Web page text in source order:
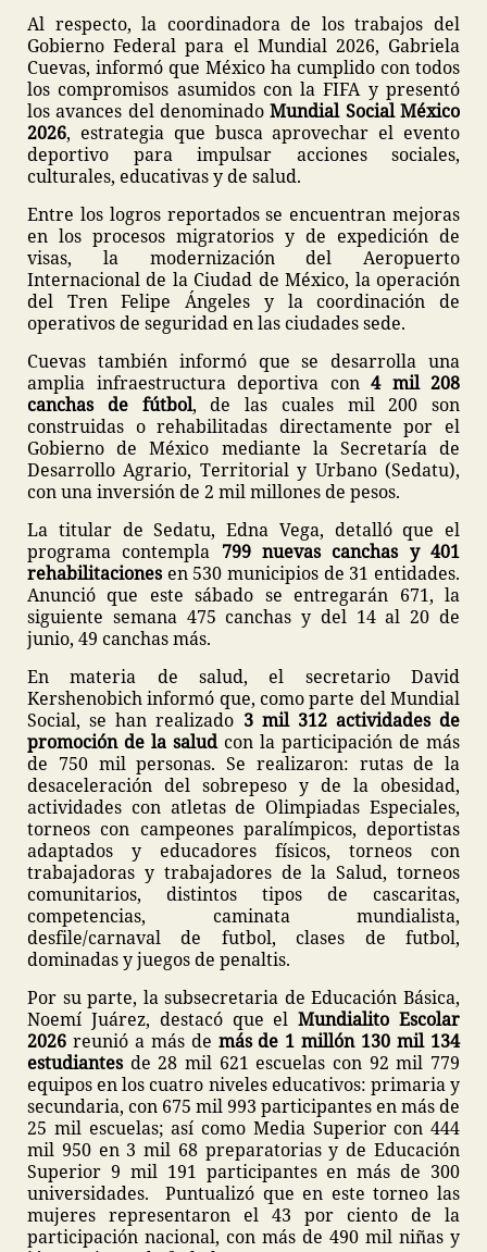
Al respecto, la coordinadora de los trabajos del
Gobierno Federal para el Mundial 2026, Gabriela
Cuevas, informó que México ha cumplido con todos
los compromisos asumidos con la FIFA y presentó
los avances del denominadoMundial Social México
2026, estrategia que busca aprovechar el evento
deportivo para impulsar acciones sociales,
culturales, educativas y de salud.
Entre los logros reportados se encuentran mejoras
en los procesos migratorios y de expedición de
visas, la modernización del Aeropuerto
Internacional de la Ciudad de México, la operación
del Tren Felipe Ángeles y la coordinación de
operativos de seguridad en las ciudades sede.
Cuevas también informó que se desarrolla una
amplia infraestructura deportiva con 4 mil 208
canchas de fútbol, de las cuales mil 200 son
construidas o rehabilitadas directamente por el
Gobierno de México mediante la Secretaría de
Desarrollo Agrario, Territorial y Urbano (Sedatu),
con una inversión de 2 mil millones de pesos.
La titular de Sedatu, Edna Vega, detalló que el
programa contempla 799 nuevas canchas y 401
rehabilitacionesen 530 municipios de 31 entidades.
Anunció que este sábado se entregarán 671, la
siguiente semana 475 canchas y del 14 al 20 de
junio, 49 canchas más.
En materia de salud, el secretario David
Kershenobich informó que, como parte del Mundial
Social, se han realizado 3 mil 312 actividades de
promoción de la saludcon la participación de más
de 750 mil personas. Se realizaron: rutas de la
desaceleración del sobrepeso y de la obesidad,
actividades con atletas de Olimpiadas Especiales,
torneos con campeones paralímpicos, deportistas
adaptados y educadores físicos, torneos con
trabajadoras y trabajadores de la Salud, torneos
comunitarios, distintos tipos de cascaritas,
competencias, caminata mundialista,
desfile/carnaval de futbol, clases de futbol,
dominadas y juegos de penaltis.
Por su parte, la subsecretaria de Educación Básica,
Noemí Juárez, destacó que elMundialito Escolar
2026 reunió a más de más de 1 millón 130 mil 134
estudiantesde 28 mil 621 escuelas con 92 mil 779
equipos en los cuatro niveles educativos: primaria y
secundaria, con 675 mil 993 participantes en más de
25 mil escuelas; así como Media Superior con 444
mil 950 en 3 mil 68 preparatorias y de Educación
Superior 9 mil 191 participantes en más de 300
universidades. Puntualizó que en este torneo las
mujeres representaron el 43 por ciento de la
participación nacional, con más de 490 mil niñas y